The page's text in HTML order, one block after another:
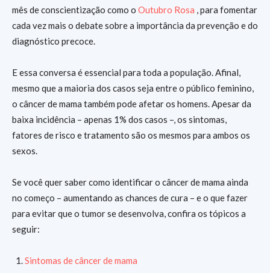
mês de conscientização como o Outubro Rosa , para fomentar
cada vez mais o debate sobre a importância da prevenção e do
diagnóstico precoce.
E essa conversa é essencial para toda a população. Afinal,
mesmo que a maioria dos casos seja entre o público feminino,
o câncer de mama também pode afetar os homens. Apesar da
baixa incidência – apenas 1% dos casos –, os sintomas,
fatores de risco e tratamento são os mesmos para ambos os
sexos.
Se você quer saber como identificar o câncer de mama ainda
no começo – aumentando as chances de cura – e o que fazer
para evitar que o tumor se desenvolva, confira os tópicos a
seguir:
Sintomas de câncer de mama